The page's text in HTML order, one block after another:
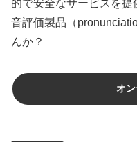
的で安全なサービスを
音評価製品（
んか？
オ